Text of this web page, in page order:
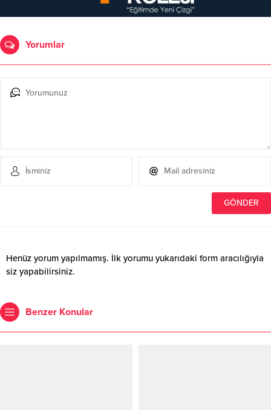
Yorumlar
Henüz yorum yapılmamış. İlk yorumu yukarıdaki form aracılığıyla
siz yapabilirsiniz.
Benzer Konular